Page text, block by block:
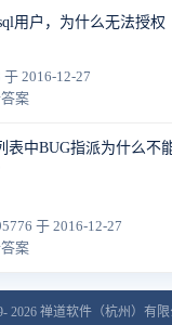
用户，为什么无法授权
于 2016-12-27
案
表中BUG指派为什么不
于 2016-12-27
案
2026 禅道软件（杭州）有限